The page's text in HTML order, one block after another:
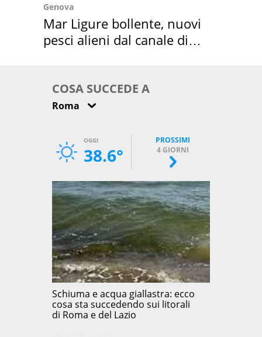
Genova
Mar Ligure bollente, nuovi
pesci alieni dal canale di